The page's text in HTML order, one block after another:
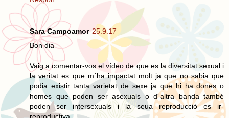
Sara Campoamor 25.9.17
Bon dia
Vaig a comentar-vos el vídeo de que es la diversitat sexual i
la veritat es que m´ha impactat molt ja que no sabia que
podia existir tanta varietat de sexe ja que hi ha dones o
homes que poden ser asexuals o d´altra banda també
poden ser intersexuals i la seua reproducció es ir-
reproductiva.